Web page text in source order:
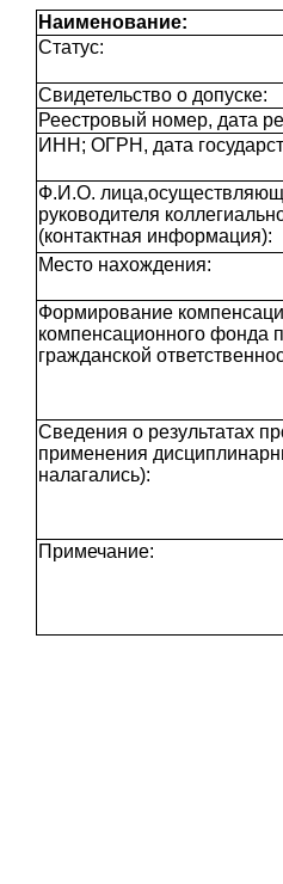
Наименование:
Статус:
Свидетельство о допуске:
Реестровый номер, дата
ИНН; ОГРН, дата
Ф.И.О.
руководителя
(контактная информация):
Место нахождения:
Формирование
компенсационного фонда
гражданской
Сведения о результатах
применения
налагались):
Примечание: